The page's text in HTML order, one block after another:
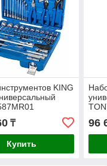
KING
₸
Купить
96